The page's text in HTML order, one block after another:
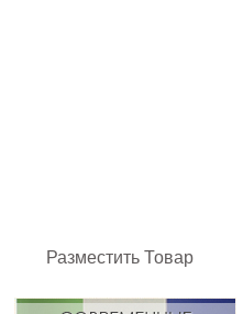
Разместить Товар